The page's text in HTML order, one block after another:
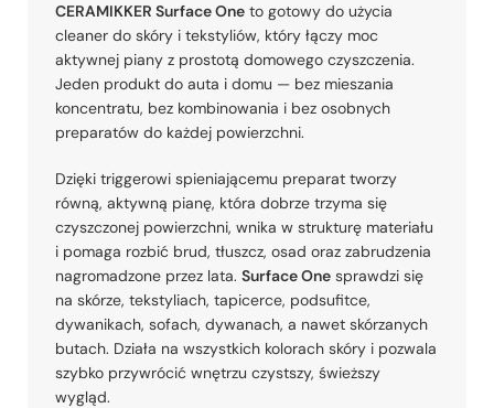
CERAMIKKER Surface One to gotowy do użycia
cleaner do skóry i tekstyliów, który łączy moc
aktywnej piany z prostotą domowego czyszczenia.
Jeden produkt do auta i domu — bez mieszania
koncentratu, bez kombinowania i bez osobnych
preparatów do każdej powierzchni.
Dzięki triggerowi spieniającemu preparat tworzy
równą, aktywną pianę, która dobrze trzyma się
czyszczonej powierzchni, wnika w strukturę materiału
i pomaga rozbić brud, tłuszcz, osad oraz zabrudzenia
nagromadzone przez lata. Surface One sprawdzi się
na skórze, tekstyliach, tapicerce, podsufitce,
dywanikach, sofach, dywanach, a nawet skórzanych
butach. Działa na wszystkich kolorach skóry i pozwala
szybko przywrócić wnętrzu czystszy, świeższy
wygląd.